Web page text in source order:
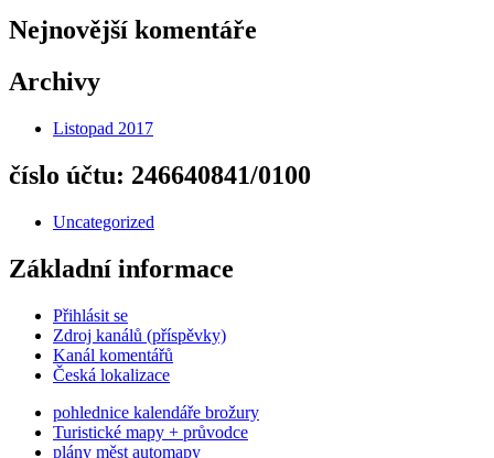
Nejnovější komentáře
Archivy
Listopad 2017
číslo účtu: 246640841/0100
Uncategorized
Základní informace
Přihlásit se
Zdroj kanálů (příspěvky)
Kanál komentářů
Česká lokalizace
pohlednice kalendáře brožury
Turistické mapy + průvodce
plány měst automapy